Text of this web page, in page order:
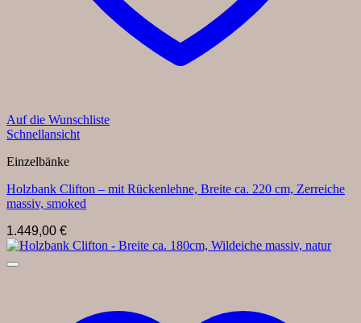
Auf die Wunschliste
Schnellansicht
Einzelbänke
Holzbank Clifton – mit Rückenlehne, Breite ca. 220 cm, Zerreiche
massiv, smoked
1.449,00 €